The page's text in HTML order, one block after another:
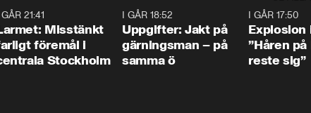
21:41
Misstänkt
föremål i
Stockholm
I GÅR 18:52
Uppgifter: Jakt på
gärningsman – på
samma ö
I GÅR 17:50
Explosion
”Håren
reste sig”